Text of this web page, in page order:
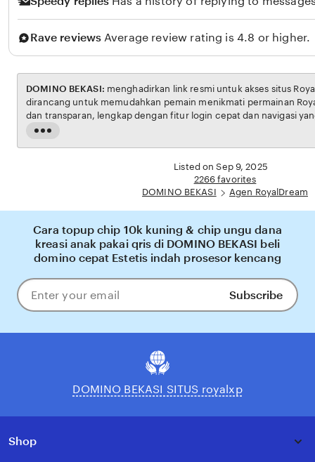
Rave reviews Average review rating is 4.8 or higher.
Read
the
DOMINO BEKASI:
dirancang untuk memudahkan pemain menikmati permainan RoyalDream dengan aman
dan transparan, lengkap dengan fitur login cepat dan navigasi yang ramah pengguna.
Setiap transaksi dijamin aman, sementara update hasil dan informasi permainan selalu
pilihan utama bagi pecinta RoyalDream online di Indonesia.
Listed on Sep 9, 2025
2266 favorites
DOMINO BEKASI
Agen RoyalDream
Cara topup chip 10k kuning & chip ungu dana
kreasi anak pakai qris di DOMINO BEKASI beli
domino cepat Estetis indah prosesor kencang
Enter
your
Subscribe
DOMINO BEKASI SITUS royalxp
Shop